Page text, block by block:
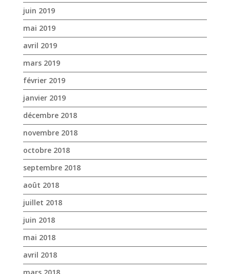
juin 2019
mai 2019
avril 2019
mars 2019
février 2019
janvier 2019
décembre 2018
novembre 2018
octobre 2018
septembre 2018
août 2018
juillet 2018
juin 2018
mai 2018
avril 2018